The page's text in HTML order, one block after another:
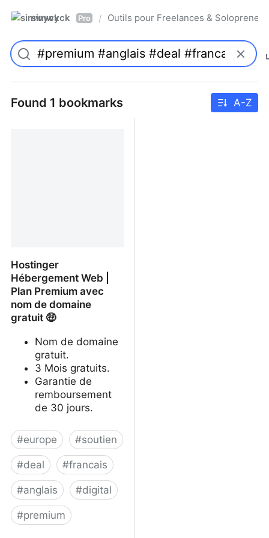
simwyck Pro / Outils pour Freelances &
Found 1 bookmarks A-Z
Hostinger
Hébergement Web |
Plan Premium avec
nom de domaine
gratuit 🤑
Nom de domaine
gratuit.
3 Mois gratuits.
Garantie de
remboursement
de 30 jours.
#europe #soutien
#deal #francais
#anglais #digital
#premium